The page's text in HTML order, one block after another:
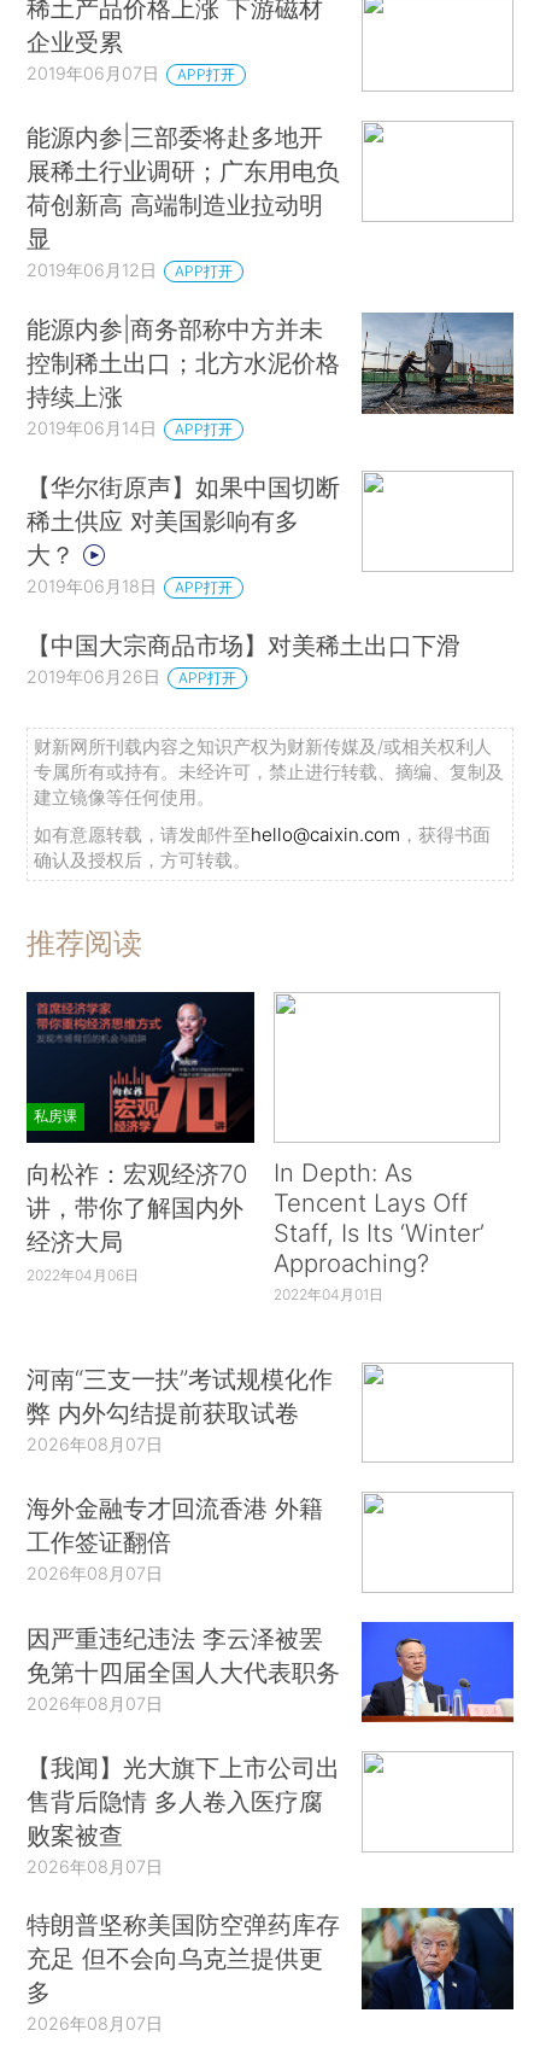
稀土产品价格上涨 下游磁材
企业受累
2019年06月07日 APP打开
能源内参|三部委将赴多地开
展稀土行业调研；广东用电负
荷创新高 高端制造业拉动明
显
2019年06月12日 APP打开
能源内参|商务部称中方并未
控制稀土出口；北方水泥价格
持续上涨
2019年06月14日 APP打开
【华尔街原声】如果中国切断
稀土供应 对美国影响有多
大？
2019年06月18日 APP打开
【中国大宗商品市场】对美稀土出口下滑
2019年06月26日 APP打开
财新网所刊载内容之知识产权为财新传媒及/或相关权利人
专属所有或持有。未经许可，禁止进行转载、摘编、复制及
建立镜像等任何使用。
如有意愿转载，请发邮件至hello@caixin.com ，获得书面
确认及授权后，方可转载。
推荐阅读
私房课
向松祚：宏观经济70
讲，带你了解国内外
经济大局
2022年04月06日
In Depth: As
Tencent Lays Off
Staff, Is Its ‘Winter’
Approaching?
2022年04月01日
河南“三支一扶”考试规模化作
弊 内外勾结提前获取试卷
2026年08月07日
海外金融专才回流香港 外籍
工作签证翻倍
2026年08月07日
因严重违纪违法 李云泽被罢
免第十四届全国人大代表职务
2026年08月07日
【我闻】光大旗下上市公司出
售背后隐情 多人卷入医疗腐
败案被查
2026年08月07日
特朗普坚称美国防空弹药库存
充足 但不会向乌克兰提供更
多
2026年08月07日